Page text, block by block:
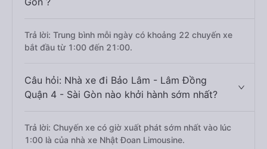
Trả lời: Trung bình mỗi ngày có khoảng 22 chuyến xe
bắt đầu từ 1:00 đến 21:00.
Câu hỏi: Nhà xe đi Bảo Lâm - Lâm Đồng
Quận 4 - Sài Gòn nào khởi hành sớm nhất?
Trả lời: Chuyến xe có giờ xuất phát sớm nhất vào lúc
1:00 là của nhà xe Nhật Đoan Limousine.